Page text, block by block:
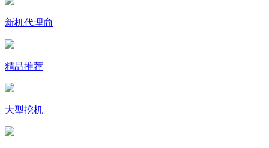
新机代理商
精品推荐
大型挖机